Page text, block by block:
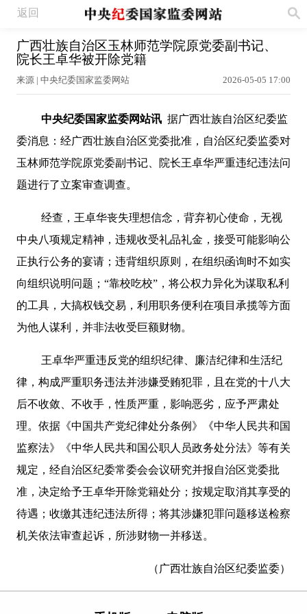
返回
广西壮族自治区玉林师范学院原党委副书记、
院长王卓华被开除党籍
来源 | 中央纪委国家监委网站 2026-05-05 17:00
中央纪委国家监委网站讯 据广西壮族自治区纪委监
委消息：经广西壮族自治区党委批准，自治区纪委监委对
玉林师范学院原党委副书记、院长王卓华严重违纪违法问
题进行了立案审查调查。
经查，王卓华丧失理想信念，背弃初心使命，无视
中央八项规定精神，违规收受礼品礼金，接受可能影响公
正执行公务的宴请；违背组织原则，在组织函询时不如实
向组织说明问题；“靠校吃校”，将公权力异化为谋取私利
的工具，大搞权钱交易，利用职务便利在项目承揽等方面
为他人谋利，并非法收受巨额财物。
王卓华严重违反党的组织纪律、廉洁纪律和生活纪
律，构成严重职务违法并涉嫌受贿犯罪，且在党的十八大
后不收敛、不收手，性质严重，影响恶劣，应予严肃处
理。依据《中国共产党纪律处分条例》《中华人民共和国
监察法》《中华人民共和国公职人员政务处分法》等有关
规定，经自治区纪委常委会会议研究并报自治区党委批
准，决定给予王卓华开除党籍处分；按规定取消其享受的
待遇；收缴其违纪违法所得；将其涉嫌犯罪问题移送检察
机关依法审查起诉，所涉财物一并移送。
（广西壮族自治区纪委监委）